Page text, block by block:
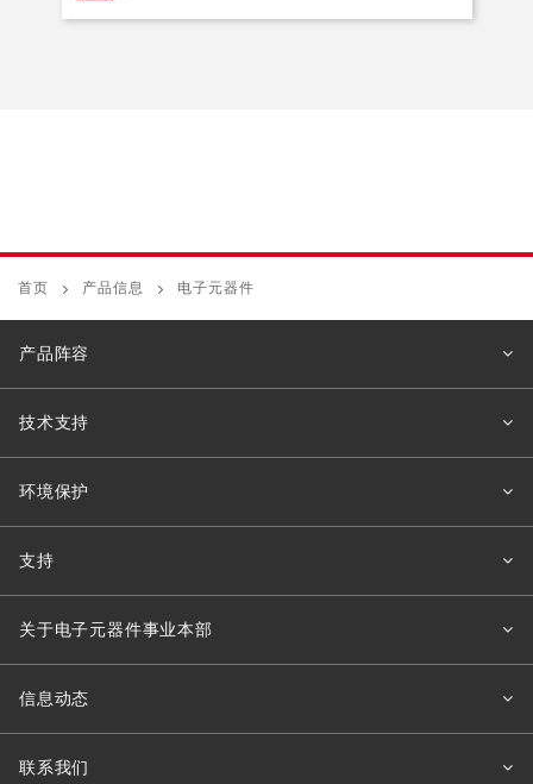
首页 产品信息 电子元器件
产品阵容
技术支持
环境保护
支持
关于电子元器件事业本部
信息动态
联系我们